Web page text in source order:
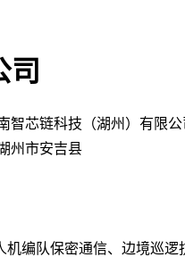
司
智芯链科技（湖州）有限公
州市安吉县
编队保密通信、边境巡